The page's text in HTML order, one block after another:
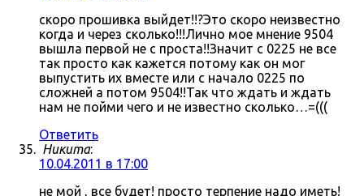
скоро прошивка выйдет!!?Это скоро неизвестно
когда и через сколько!!!Лично мое мнение 9504
вышла первой не с проста!!Значит с 0225 не все
так просто как кажется потому как он мог
выпустить их вместе или с начало 0225 по
сложней а потом 9504!!Так что ждать и ждать
нам не пойми чего и не известно сколько…=(((
Ответить
Никита:
10.04.2011 в 17:00
не мой , все будет! просто терпение надо иметь!